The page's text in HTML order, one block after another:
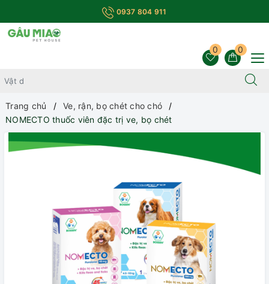
0937 804 911
0
0
Trang chủ
Ve, rận, bọ chét cho chó
NOMECTO thuốc viên đặc trị ve, bọ chét